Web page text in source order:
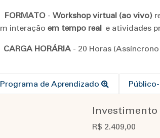
FORMATO - Workshop virtual (ao vivo)
interação em tempo real e atividades
CARGA HORÁRIA - 20 Horas
Programa de Aprendizado
Investimento
R$ 2.409,00